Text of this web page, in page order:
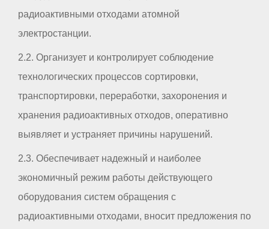
радиоактивными отходами атомной
электростанции.
2.2. Организует и контролирует соблюдение
технологических процессов сортировки,
транспортировки, переработки, захоронения и
хранения радиоактивных отходов, оперативно
выявляет и устраняет причины нарушений.
2.3. Обеспечивает надежный и наиболее
экономичный режим работы действующего
оборудования систем обращения с
радиоактивными отходами, вносит предложения по